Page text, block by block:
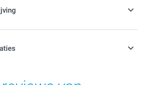
EURO (€) inclusief BTW en exclusief